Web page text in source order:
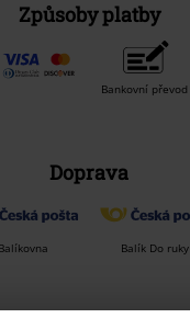
Způsoby platby
Bankovní převod
Doprava
Balíkovna Balík Do ruky